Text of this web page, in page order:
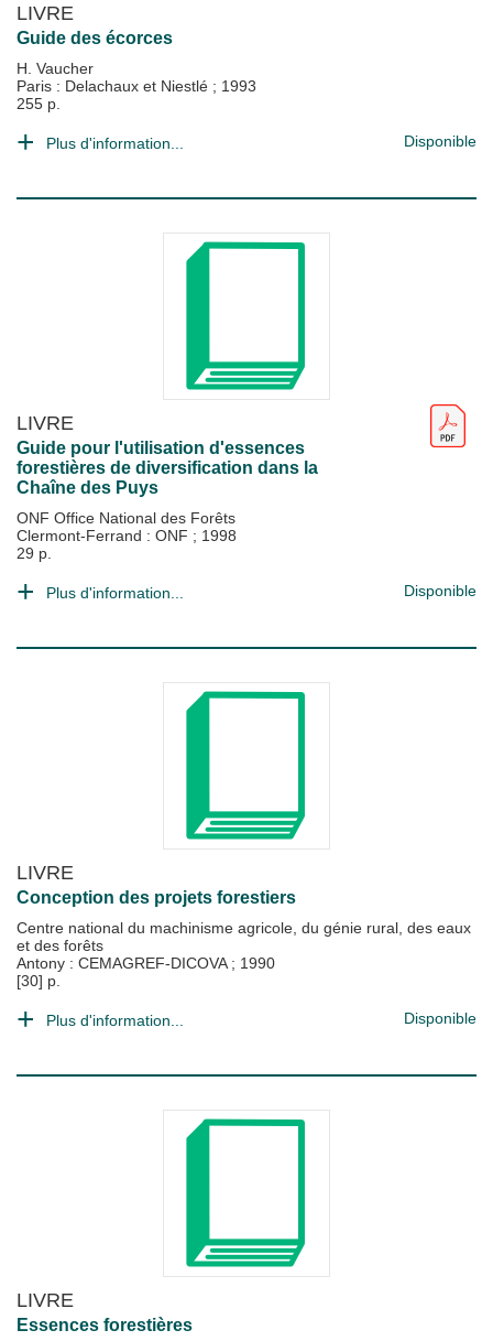
LIVRE
Guide des écorces
H. Vaucher
Paris : Delachaux et Niestlé ; 1993
255 p.
Plus d'information... Disponible
LIVRE
Guide pour l'utilisation d'essences
forestières de diversification dans la
Chaîne des Puys
ONF Office National des Forêts
Clermont-Ferrand : ONF ; 1998
29 p.
Plus d'information... Disponible
LIVRE
Conception des projets forestiers
Centre national du machinisme agricole, du génie rural, des eaux
et des forêts
Antony : CEMAGREF-DICOVA ; 1990
[30] p.
Plus d'information... Disponible
LIVRE
Essences forestières